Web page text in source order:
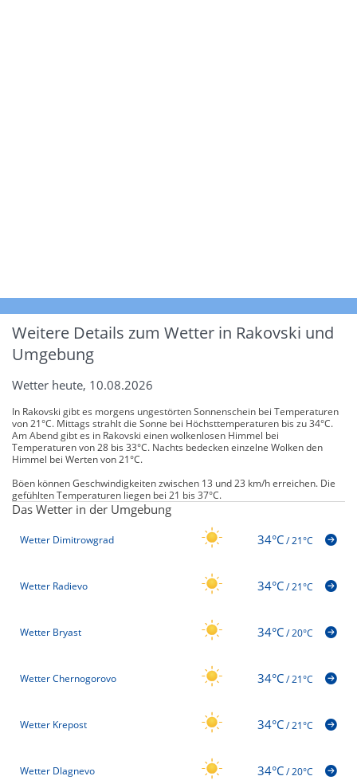
Weitere Details zum Wetter in Rakovski und
Umgebung
Wetter heute, 10.08.2026
In Rakovski gibt es morgens ungestörten Sonnenschein bei Temperaturen
von 21°C. Mittags strahlt die Sonne bei Höchsttemperaturen bis zu 34°C.
Am Abend gibt es in Rakovski einen wolkenlosen Himmel bei
Temperaturen von 28 bis 33°C. Nachts bedecken einzelne Wolken den
Himmel bei Werten von 21°C.
Böen können Geschwindigkeiten zwischen 13 und 23 km/h erreichen. Die
gefühlten Temperaturen liegen bei 21 bis 37°C.
Das Wetter in der Umgebung
Wetter Dimitrowgrad 34°C/21°C
Wetter Radievo 34°C/21°C
Wetter Bryast 34°C/20°C
Wetter Chernogorovo 34°C/21°C
Wetter Krepost 34°C/21°C
Wetter Dlagnevo 34°C/20°C